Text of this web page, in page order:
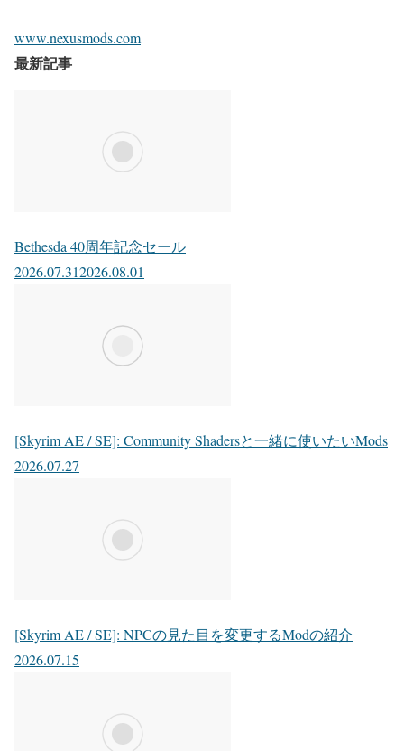
www.nexusmods.com
最新記事
Bethesda 40周年記念セール
2026.07.312026.08.01
[Skyrim AE / SE]: Community Shadersと一緒に使いたいMods
2026.07.27
[Skyrim AE / SE]: NPCの見た目を変更するModの紹介
2026.07.15